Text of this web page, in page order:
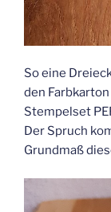
So eine
den
Stempelset
Der Spruch
Grundmaß